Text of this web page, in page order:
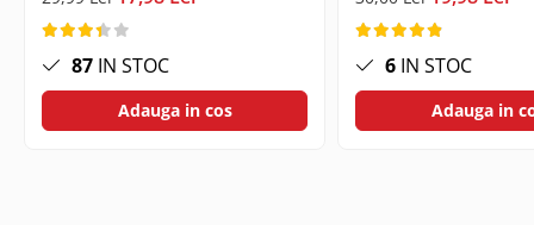
Telecomanda Smart
Accesorii tablete
Folie tablete
Husa tableta
87 IN STOC
Adauga in cos
6 IN STOC
Adauga in